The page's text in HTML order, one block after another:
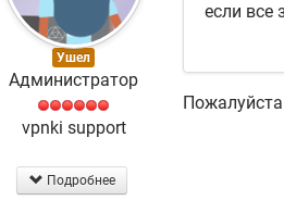
Ушел
Администратор
vpnki support
Подробнее
если все
Пожалуйста